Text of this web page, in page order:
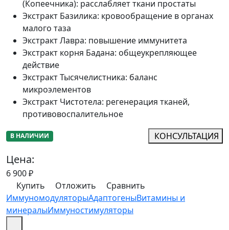
(Копеечника): расслабляет ткани простаты
Экстракт Базилика: кровообращение в органах
малого таза
Экстракт Лавра: повышение иммунитета
Экстракт корня Бадана: общеукрепляющее
действие
Экстракт Тысячелистника: баланс
микроэлементов
Экстракт Чистотела: регенерация тканей,
противовоспалительное
В НАЛИЧИИ КОНСУЛЬТАЦИЯ
Цена:
6 900₽
Купить
Отложить
Сравнить
ИммуномодуляторыАдаптогеныВитамины и
минералыИммуностимуляторы